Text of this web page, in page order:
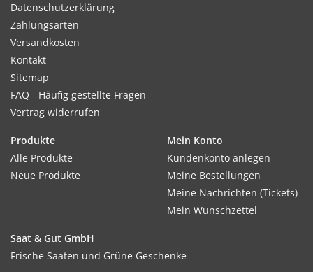
Datenschutzerklärung
Zahlungsarten
Versandkosten
Kontakt
Sitemap
FAQ - Häufig gestellte Fragen
Vertrag widerrufen
Produkte
Alle Produkte
Neue Produkte
Mein Konto
Kundenkonto anlegen
Meine Bestellungen
Meine Nachrichten (Tickets)
Mein Wunschzettel
Saat & Gut GmbH
Frische Saaten und Grüne Geschenke